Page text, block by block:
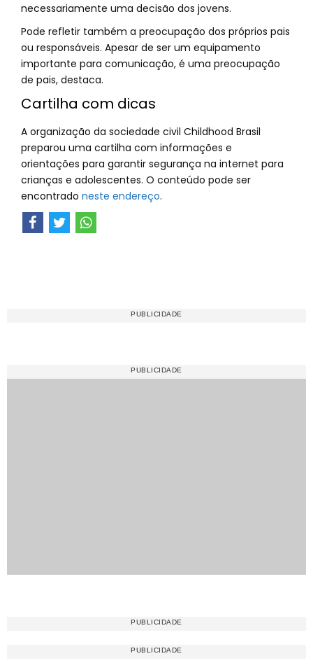
necessariamente uma decisão dos jovens.
Pode refletir também a preocupação dos próprios pais
ou responsáveis. Apesar de ser um equipamento
importante para comunicação, é uma preocupação
de pais, destaca.
Cartilha com dicas
A organização da sociedade civil Childhood Brasil
preparou uma cartilha com informações e
orientações para garantir segurança na internet para
crianças e adolescentes. O conteúdo pode ser
encontrado neste endereço.